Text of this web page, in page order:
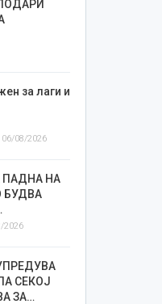
за лаги и
06/08/2026
ПАДНА НА
БУДВА
2026
СЕКОЈ
ЗА…